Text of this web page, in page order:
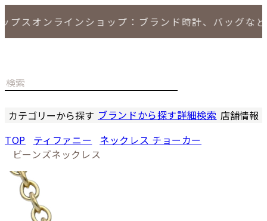
プスオンラインショップ：ブランド時計、バッグなど
カテゴリーから探す
バッグ
小物
ジュエリー
セール商品
特集
ブランドから探す詳細検索 店舗情報
TOP ティファニー
ネックレス チョーカー
ビーンズネックレス